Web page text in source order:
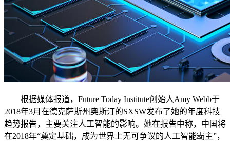
根据媒体报道，Future Today Institute创始人Amy Webb于
2018年3月在德克萨斯州奥斯汀的SXSW发布了她的年度科技
趋势报告，主要关注人工智能的影响。她在报告中称，中国将
在2018年“奠定基础，成为世界上无可争议的人工智能霸主”，